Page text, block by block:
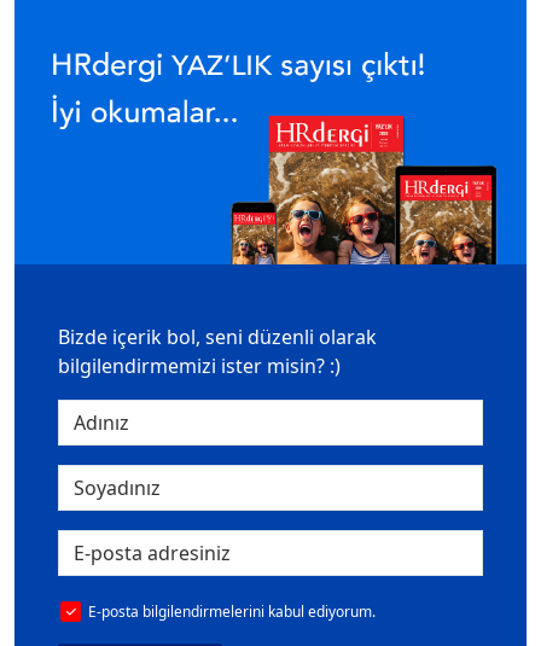
Bizde içerik bol, seni düzenli olarak
bilgilendirmemizi ister misin? :)
E-posta bilgilendirmelerini kabul ediyorum.